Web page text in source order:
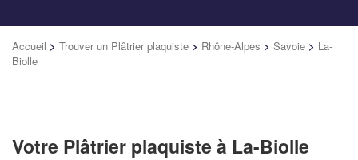
Accueil > Trouver un Plâtrier plaquiste > Rhône-Alpes > Savoie > La-
Biolle
Votre Plâtrier plaquiste à La-Biolle